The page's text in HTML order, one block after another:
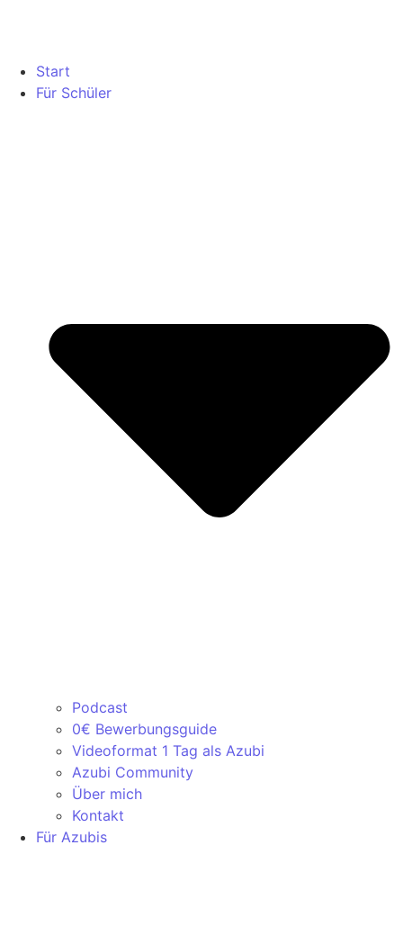
Start
Für Schüler
Podcast
0€ Bewerbungsguide
Videoformat 1 Tag als Azubi
Azubi Community
Über mich
Kontakt
Für Azubis